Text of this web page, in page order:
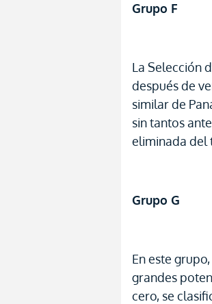
Grupo F
La Selección
después de
similar de
sin tantos
eliminada del
Grupo G
En este
grandes
cero, se